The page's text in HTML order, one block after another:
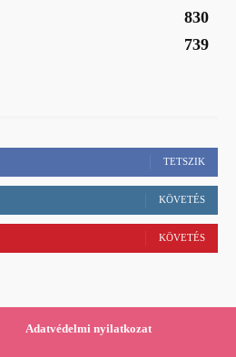
830
739
TETSZIK
KÖVETÉS
KÖVETÉS
Adatvédelmi nyilatkozat